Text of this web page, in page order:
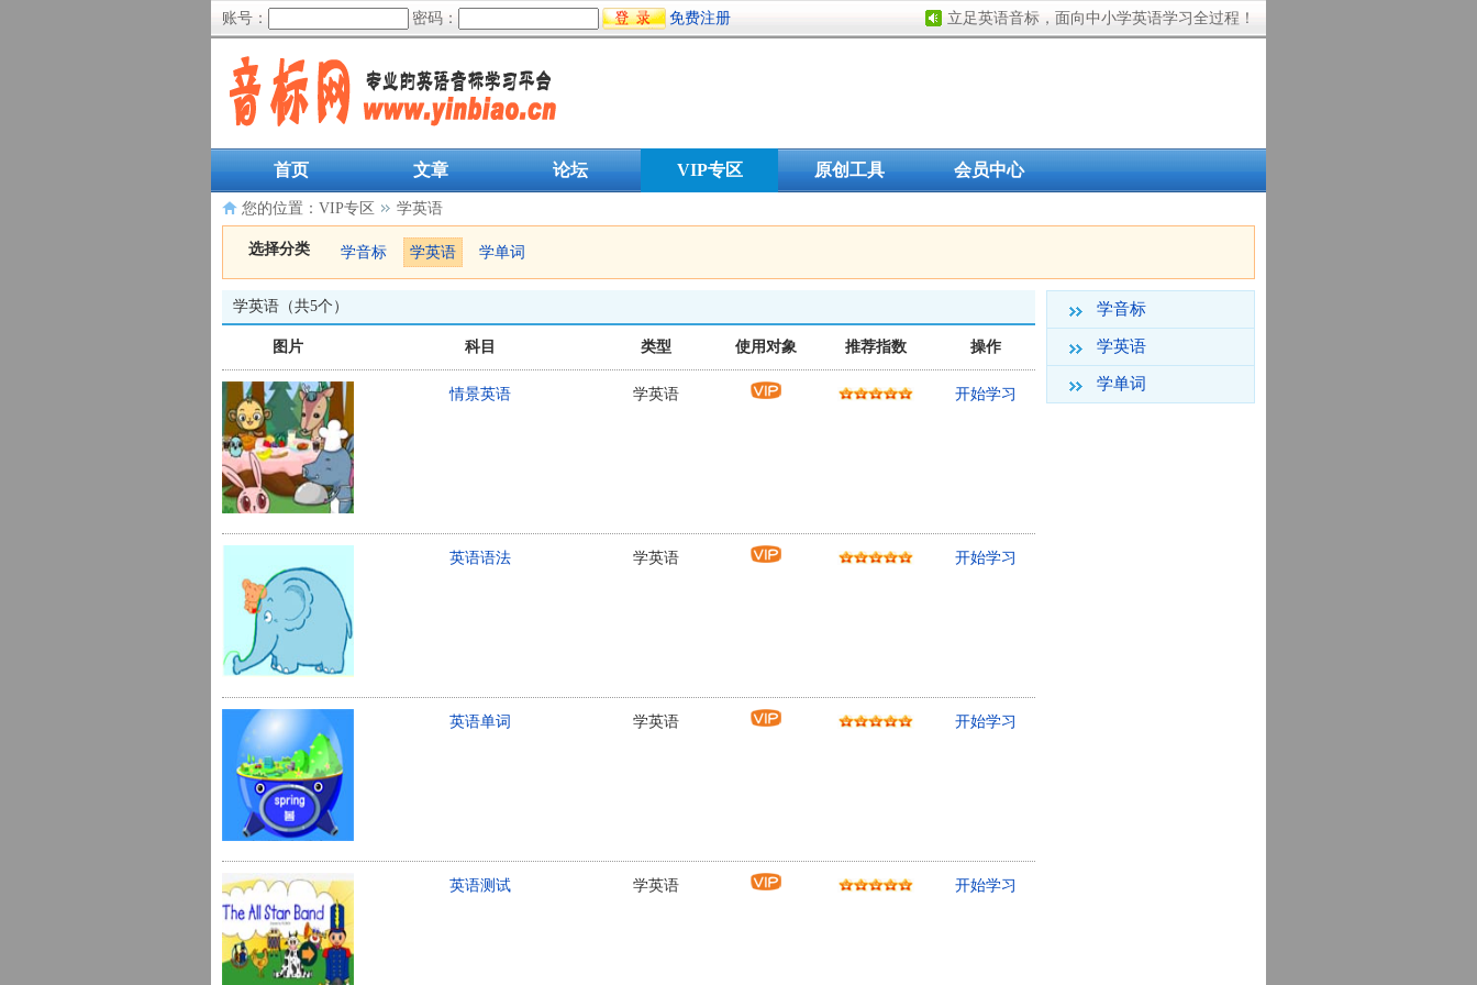
账号： 密码： 免费注册 立足英语音标，面向中小学英语学习全过程！
首页 文章 论坛 VIP专区 原创工具 会员中心
您的位置： VIP专区 学英语
选择分类 学音标 学英语 学单词
学英语（共5个）
图片 科目 类型 使用对象 推荐指数 操作
情景英语 学英语 开始学习
英语语法 学英语 开始学习
英语单词 学英语 开始学习
英语测试 学英语 开始学习
学音标
学英语
学单词